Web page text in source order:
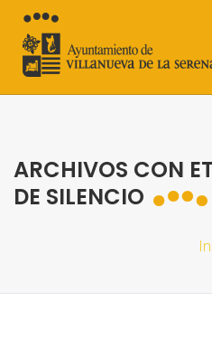
ARCHIVOS CON
DE SILENCIO